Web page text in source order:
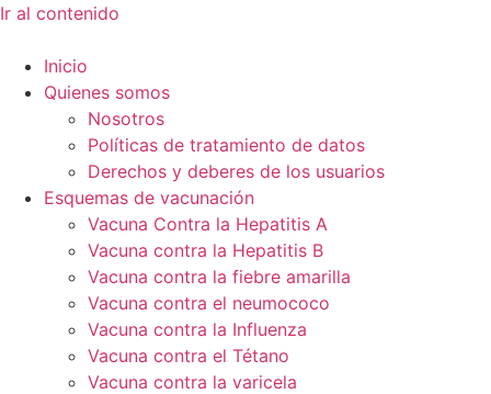
Ir al contenido
Inicio
Quienes somos
Nosotros
Políticas de tratamiento de datos
Derechos y deberes de los usuarios
Esquemas de vacunación
Vacuna Contra la Hepatitis A
Vacuna contra la Hepatitis B
Vacuna contra la fiebre amarilla
Vacuna contra el neumococo
Vacuna contra la Influenza
Vacuna contra el Tétano
Vacuna contra la varicela